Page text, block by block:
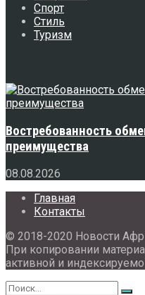
Спорт
Стиль
Туризм
Востребованность
преимущества
08.08.2026
Главная
Контакты
© 2018-2020 Новости
При копировании
активной и